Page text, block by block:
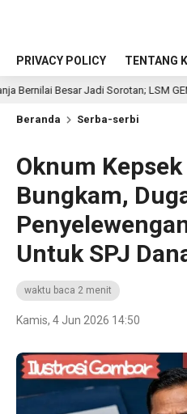
PRIVACY POLICY TENTANG
Jadi Sorotan; LSM GEMPUR Siapkan
Beranda Serba-serbi
Oknum Kepsek
Bungkam,
Untuk SPJ
waktu baca 2 menit
Kamis, 4 Jun 2026 14:50